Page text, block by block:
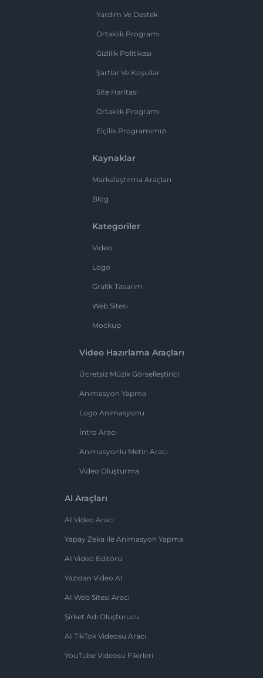
Yardım Ve Destek
Ortaklık Programı
Gizlilik Politikası
Şartlar Ve Koşullar
Site Haritası
Ortaklık Programı
Elçilik Programımızı
Kaynaklar
Markalaştırma Araçları
Blog
Kategoriler
Video
Logo
Grafik Tasarım
Web Sitesi
Mockup
Video Hazırlama Araçları
Ücretsiz Müzik Görselleştirici
Animasyon Yapma
Logo Animasyonu
İntro Aracı
Animasyonlu Metin Aracı
Video Oluşturma
AI Araçları
AI Video Aracı
Yapay Zeka Ile Animasyon Yapma
AI Video Editörü
Yazıdan Video AI
AI Web Sitesi Aracı
Şirket Adı Oluşturucu
AI TikTok Videosu Aracı
YouTube Videosu Fikirleri